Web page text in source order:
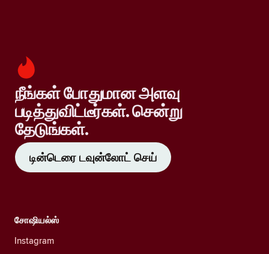
நீங்கள் போதுமான அளவு
படித்துவிட்டீர்கள். சென்று
தேடுங்கள்.
டின்டெரை டவுன்லோட் செய்
சோஷியல்ஸ்
Instagram